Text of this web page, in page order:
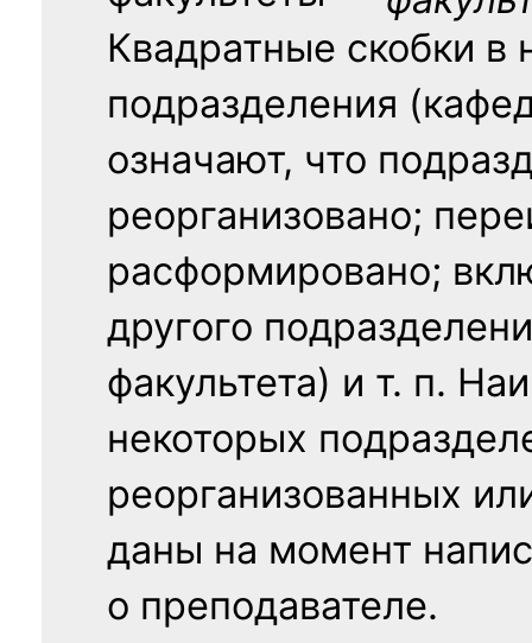
Квадратные скобки в
подразделения
означают, что
реорганизовано;
расформировано;
другого
факультета) и т. п.
некоторых
реорганизованных
даны на момент
о преподавателе.